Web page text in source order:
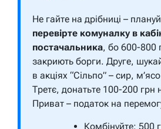
Не гайте на дрібниці –
перевірте комуналку в
постачальника, бо 600-800
закриють борги. Друге,
в акціях “Сільпо” – сир,
Третє, донатьте 100-200 грн
Приват – податок на
Комбінуйте: 500